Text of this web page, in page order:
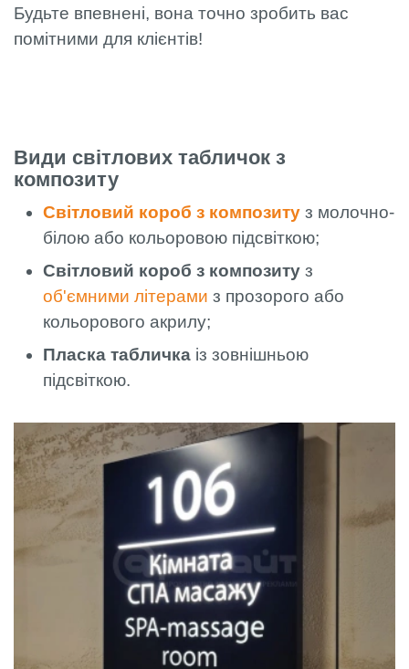
Будьте впевнені, вона точно зробить вас
помітними для клієнтів!
Види світлових табличок з
композиту
Світловий короб з композиту з молочно-
білою або кольоровою підсвіткою;
Світловий короб з композиту з
об'ємними літерами з прозорого або
кольорового акрилу;
Пласка табличка із зовнішньою
підсвіткою.